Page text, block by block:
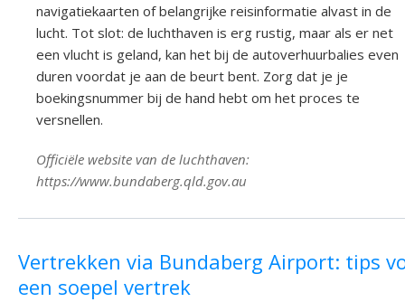
navigatiekaarten of belangrijke reisinformatie alvast in de
lucht. Tot slot: de luchthaven is erg rustig, maar als er net
een vlucht is geland, kan het bij de autoverhuurbalies even
duren voordat je aan de beurt bent. Zorg dat je je
boekingsnummer bij de hand hebt om het proces te
versnellen.
Officiële website van de luchthaven:
https://www.bundaberg.qld.gov.au
Vertrekken via Bundaberg Airport: tips
een soepel vertrek